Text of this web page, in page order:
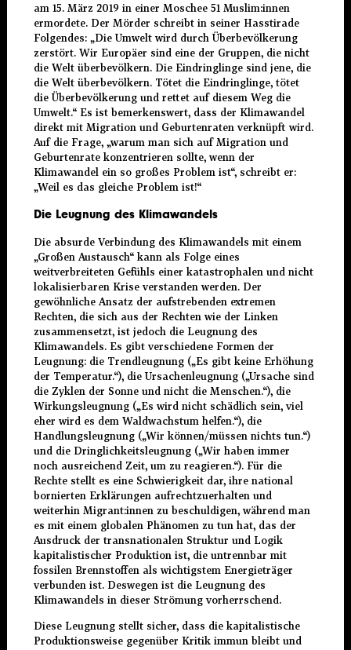
am 15. März 2019 in einer Moschee 51 Muslim:innen
ermordete. Der Mörder schreibt in seiner Hasstirade
Folgendes: „Die Umwelt wird durch Überbevölkerung
zerstört. Wir Europäer sind eine der Gruppen, die nicht
die Welt überbevölkern. Die Eindringlinge sind jene, die
die Welt überbevölkern. Tötet die Eindringlinge, tötet
die Überbevölkerung und rettet auf diesem Weg die
Umwelt.“ Es ist bemerkenswert, dass der Klimawandel
direkt mit Migration und Geburtenraten verknüpft wird.
Auf die Frage, „warum man sich auf Migration und
Geburtenrate konzentrieren sollte, wenn der
Klimawandel ein so großes Problem ist“, schreibt er:
„Weil es das gleiche Problem ist!“
Die Leugnung des Klimawandels
Die absurde Verbindung des Klimawandels mit einem
„Großen Austausch“ kann als Folge eines
weitverbreiteten Gefühls einer katastrophalen und nicht
lokalisierbaren Krise verstanden werden. Der
gewöhnliche Ansatz der aufstrebenden extremen
Rechten, die sich aus der Rechten wie der Linken
zusammensetzt, ist jedoch die Leugnung des
Klimawandels. Es gibt verschiedene Formen der
Leugnung: die Trendleugnung („Es gibt keine Erhöhung
der Temperatur.“), die Ursachenleugnung („Ursache sind
die Zyklen der Sonne und nicht die Menschen.“), die
Wirkungsleugnung („Es wird nicht schädlich sein, viel
eher wird es dem Waldwachstum helfen.“), die
Handlungsleugnung („Wir können/müssen nichts tun.“)
und die Dringlichkeitsleugnung („Wir haben immer
noch ausreichend Zeit, um zu reagieren.“). Für die
Rechte stellt es eine Schwierigkeit dar, ihre national
bornierten Erklärungen aufrechtzuerhalten und
weiterhin Migrant:innen zu beschuldigen, während man
es mit einem globalen Phänomen zu tun hat, das der
Ausdruck der transnationalen Struktur und Logik
kapitalistischer Produktion ist, die untrennbar mit
fossilen Brennstoffen als wichtigstem Energieträger
verbunden ist. Deswegen ist die Leugnung des
Klimawandels in dieser Strömung vorherrschend.
Diese Leugnung stellt sicher, dass die kapitalistische
Produktionsweise gegenüber Kritik immun bleibt und